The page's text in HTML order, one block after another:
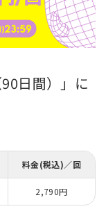
日間）」に
料金(税込)／回
2,790円